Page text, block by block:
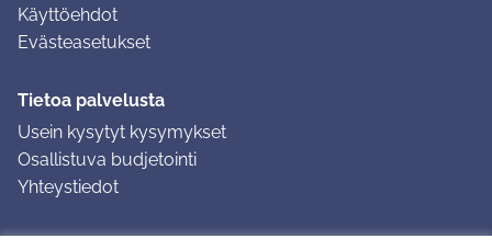
Käyttöehdot
Evästeasetukset
Tietoa palvelusta
Usein kysytyt kysymykset
Osallistuva budjetointi
Yhteystiedot